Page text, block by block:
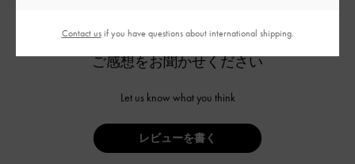
ご感想をお聞かせください
Let us know what you think
レビューを書く
Contact usif you have questions about international shipping.